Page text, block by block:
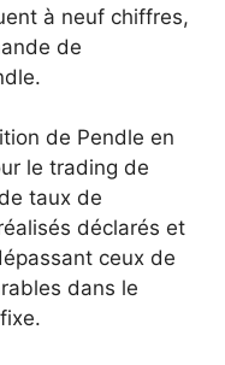
à neuf chiffres,
de
de Pendle en
le trading de
taux de
déclarés et
ceux de
dans le